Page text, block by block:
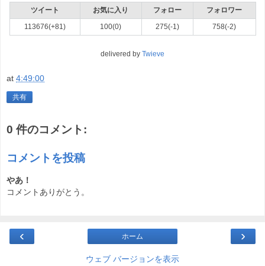
ツイート お気に入り フォロー
フォロワー
113676(+81)
100(0) 275(-1) 758(-2)
delivered by Twieve
at 4:49:00
共有
0 件のコメント:
コメントを投稿
やあ！
コメントありがとう。
‹ ›
ホーム
ウェブ バージョンを表示